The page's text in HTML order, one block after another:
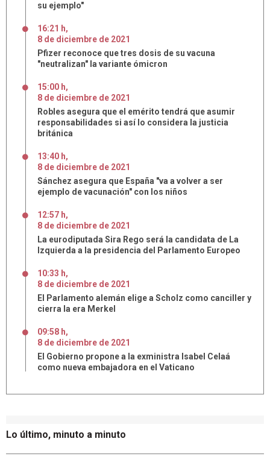
Lo último, minuto a minuto
su ejemplo"
16:21 h,
8 de diciembre de 2021
Pfizer reconoce que tres dosis de su vacuna
"neutralizan" la variante ómicron
15:00 h,
8 de diciembre de 2021
Robles asegura que el emérito tendrá que asumir
responsabilidades si así lo considera la justicia
británica
13:40 h,
8 de diciembre de 2021
Sánchez asegura que España "va a volver a ser
ejemplo de vacunación" con los niños
12:57 h,
8 de diciembre de 2021
La eurodiputada Sira Rego será la candidata de La
Izquierda a la presidencia del Parlamento Europeo
10:33 h,
8 de diciembre de 2021
El Parlamento alemán elige a Scholz como canciller y
cierra la era Merkel
09:58 h,
8 de diciembre de 2021
El Gobierno propone a la exministra Isabel Celaá
como nueva embajadora en el Vaticano